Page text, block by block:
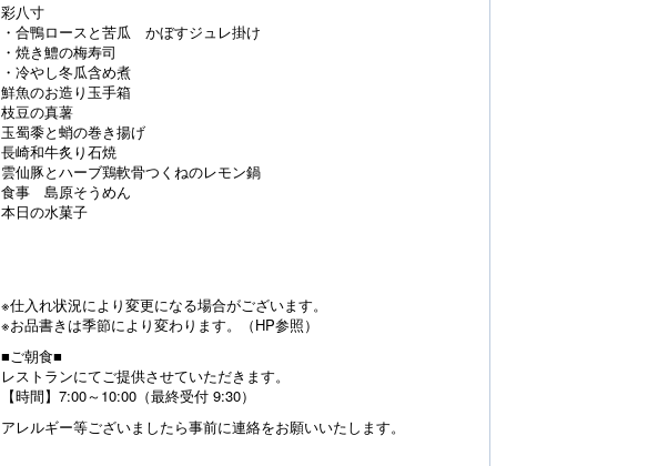
彩八寸
・合鴨ロースと苦瓜 かぼすジュレ掛け
・焼き鱧の梅寿司
・冷やし冬瓜含め煮
鮮魚のお造り玉手箱
枝豆の真薯
玉蜀黍と蛸の巻き揚げ
長崎和牛炙り石焼
雲仙豚とハーブ鶏軟骨つくねのレモン鍋
食事 島原そうめん
本日の水菓子
※仕入れ状況により変更になる場合がございます。
※お品書きは季節により変わります。（HP参照）
■ご朝食■
レストランにてご提供させていただきます。
【時間】7:00～10:00（最終受付 9:30）
アレルギー等ございましたら事前に連絡をお願いいたします。